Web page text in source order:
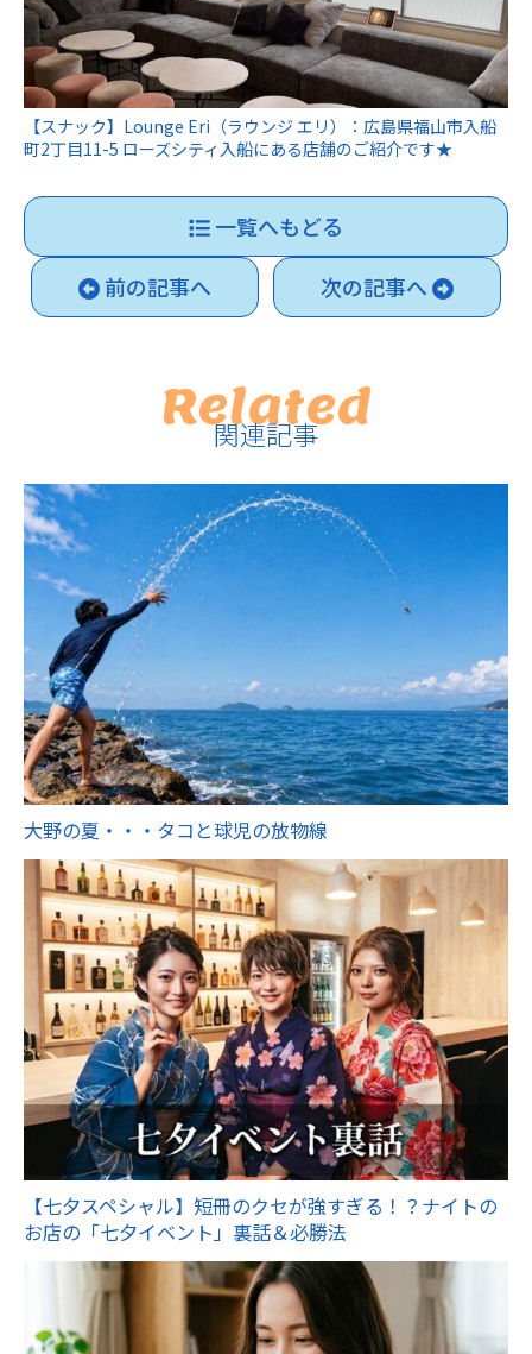
【スナック】Lounge Eri（ラウンジ エリ）：広島県福山市入船
町2丁目11-5 ローズシティ入船にある店舗のご紹介です★
一覧へもどる
前の記事へ
次の記事へ
Related
関連記事
大野の夏・・・タコと球児の放物線
【七夕スペシャル】短冊のクセが強すぎる！？ナイトの
お店の「七夕イベント」裏話＆必勝法